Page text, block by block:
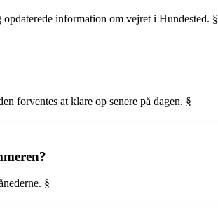
information om vejret i Hundested. §
forventes at klare op senere på dagen. §
§